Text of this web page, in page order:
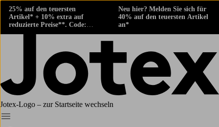
25% auf den teuersten
Artikel* + 10% extra auf
reduzierte Preise**. Code:
424882
Neu hier? Melden Sie sich für
40% auf den teuersten Artikel
an*
Jotex-Logo – zur Startseite wechseln
Ellos‘ Menü